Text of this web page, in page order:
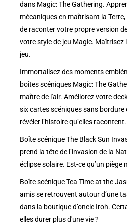
dans Magic: The Gathering.
mécaniques en maîtrisant la Terre,
de raconter votre propre version
votre style de jeu Magic. Maîtrisez
jeu.
Immortalisez des moments
boîtes scéniques Magic: The
maître de l'air. Améliorez votre
six cartes scéniques sans bordure
révéler l’histoire qu’elles racontent.
Boîte scénique The Black Sun
prend la tête de l’invasion de la
éclipse solaire. Est-ce qu’un piège
Boîte scénique Tea Time at the
amis se retrouvent autour d’une
dans la boutique d’oncle Iroh.
elles durer plus d'une vie ?